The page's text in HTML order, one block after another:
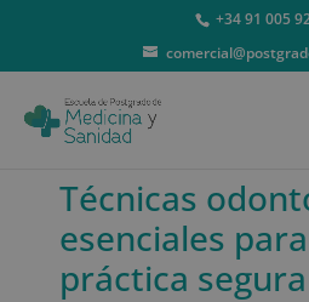
+34 91 005
Técnicas
esenciales
práctica segura